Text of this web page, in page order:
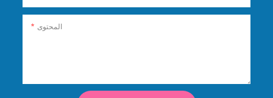
المحتوى